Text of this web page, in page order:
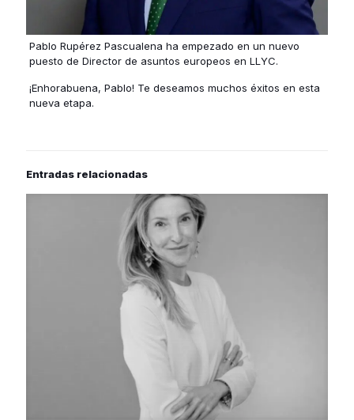
Pablo Rupérez Pascualena ha empezado en un nuevo
puesto de Director de asuntos europeos en LLYC.
¡Enhorabuena, Pablo! Te deseamos muchos éxitos en esta
nueva etapa.
Entradas relacionadas